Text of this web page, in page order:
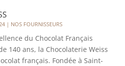
| NOS FOURNISSEURS
du Chocolat Français
140 ans, la Chocolaterie Weiss
français. Fondée à Saint-